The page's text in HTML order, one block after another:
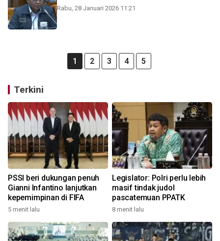
Rabu, 28 Januari 2026 11:21
1 2 3 4 5
Terkini
PSSI beri dukungan penuh
Gianni Infantino lanjutkan
kepemimpinan di FIFA
5 menit lalu
Legislator: Polri perlu lebih
masif tindak judol
pascatemuan PPATK
8 menit lalu